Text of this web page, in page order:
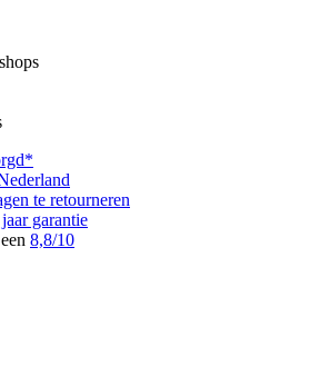
te retourneren
garantie
8,8/10